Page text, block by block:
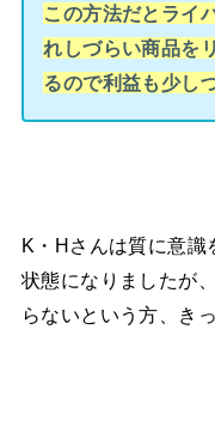
この方法だとライ
れしづらい商品を
るので利益も少し
K・Hさんは質に意識
状態になりましたが
らないという方、き